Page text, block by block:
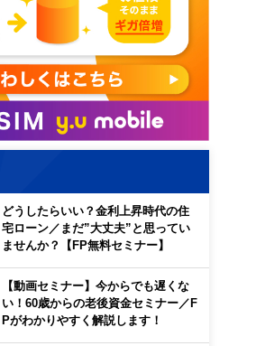
どうしたらいい？金利上昇時代の住
宅ローン／まだ”大丈夫”と思ってい
ませんか？【FP無料セミナー】
【動画セミナー】今からでも遅くな
い！60歳からの老後資金セミナー／F
Pがわかりやすく解説します！